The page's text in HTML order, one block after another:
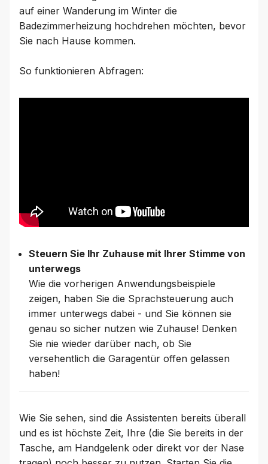
auf einer Wanderung im Winter die
Badezimmerheizung hochdrehen möchten, bevor
Sie nach Hause kommen.
So funktionieren Abfragen:
Steuern Sie Ihr Zuhause mit Ihrer Stimme von
unterwegs
Wie die vorherigen Anwendungsbeispiele
zeigen, haben Sie die Sprachsteuerung auch
immer unterwegs dabei - und Sie können sie
genau so sicher nutzen wie Zuhause! Denken
Sie nie wieder darüber nach, ob Sie
versehentlich die Garagentür offen gelassen
haben!
Wie Sie sehen, sind die Assistenten bereits überall
und es ist höchste Zeit, Ihre (die Sie bereits in der
Tasche, am Handgelenk oder direkt vor der Nase